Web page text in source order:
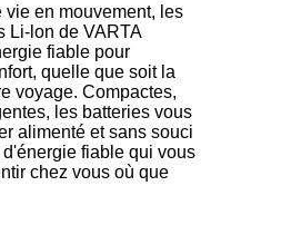
en mouvement, les
Li-lon de VARTA
fiable pour
quelle que soit la
voyage. Compactes,
les batteries vous
alimenté et sans souci
fiable qui vous
chez vous où que